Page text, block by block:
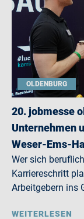
OLDENBURG
20. jobmesse
Unternehmen
Weser-Ems-
Wer sich
Karriereschritt
Arbeitgebern ins
WEITERLESEN